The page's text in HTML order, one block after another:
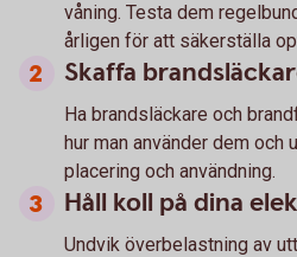
våning. Testa dem
årligen för att säkerställa
Skaffa
Ha brandsläckare och
hur man använder dem och
placering och användning.
Håll koll på dina
Undvik överbelastning av